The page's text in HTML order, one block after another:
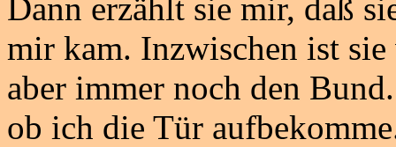
Dann erzählt sie mir, daß
mir kam. Inzwischen ist
aber immer noch den
ob ich die Tür